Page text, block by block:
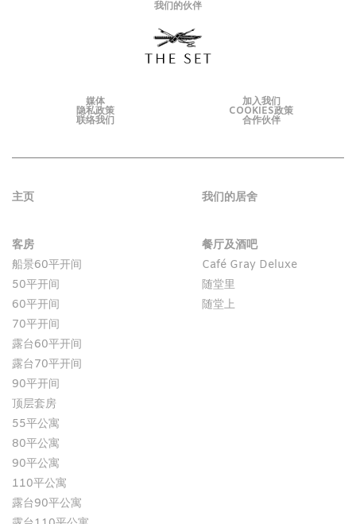
我们的伙伴
媒体 加入我们
隐私政策 COOKIES政策
联络我们 合作伙伴
主页 我们的居舍
客房
船景60平开间
50平开间
60平开间
70平开间
露台60平开间
露台70平开间
90平开间
顶层套房
55平公寓
80平公寓
90平公寓
110平公寓
露台90平公寓
餐厅及酒吧
Café Gray Deluxe
随堂里
随堂上